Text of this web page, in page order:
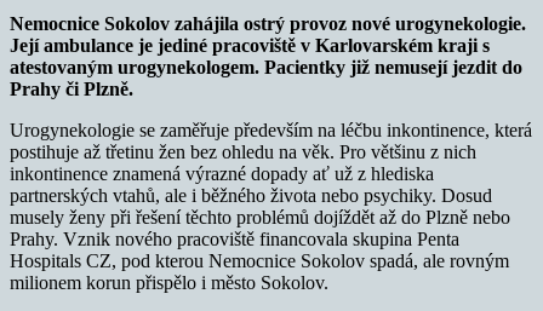
Nemocnice Sokolov zahájila ostrý provoz nové urogynekologie.
Její ambulance je jediné pracoviště v Karlovarském kraji s
atestovaným urogynekologem. Pacientky již nemusejí jezdit do
Prahy či Plzně.
Urogynekologie se zaměřuje především na léčbu inkontinence, která
postihuje až třetinu žen bez ohledu na věk. Pro většinu z nich
inkontinence znamená výrazné dopady ať už z hlediska
partnerských vtahů, ale i běžného života nebo psychiky. Dosud
musely ženy při řešení těchto problémů dojíždět až do Plzně nebo
Prahy. Vznik nového pracoviště financovala skupina Penta
Hospitals CZ, pod kterou Nemocnice Sokolov spadá, ale rovným
milionem korun přispělo i město Sokolov.